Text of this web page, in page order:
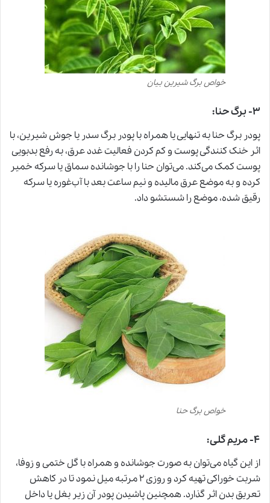
خواص برگ شیرین بیان
۳- برگ حنا:
پودر برگ حنا به تنهایی یا همراه با پودر برگ سدر یا جوش شیرین، با
اثر خنک کنندگی پوست و کم کردن فعالیت غدد عرق، به رفع بدبویی
پوست کمک می‌کند. می‌توان حنا را با جوشانده سماق یا سرکه خمیر
کرده و به موضع عرق مالیده و نیم ساعت بعد با آب‌غوره یا سرکه
رقیق شده، موضع را شستشو داد.
خواص برگ حنا
۴- مریم گلی:
از این گیاه می‌توان به صورت جوشانده و همراه با گل ختمی و زوفا،
شربت خوراکی تهیه کرد و روزی ۲ مرتبه میل نمود تا در کاهش
تعریق بدن اثر گذارد. همچنین پاشیدن پودر آن زیر بغل یا داخل